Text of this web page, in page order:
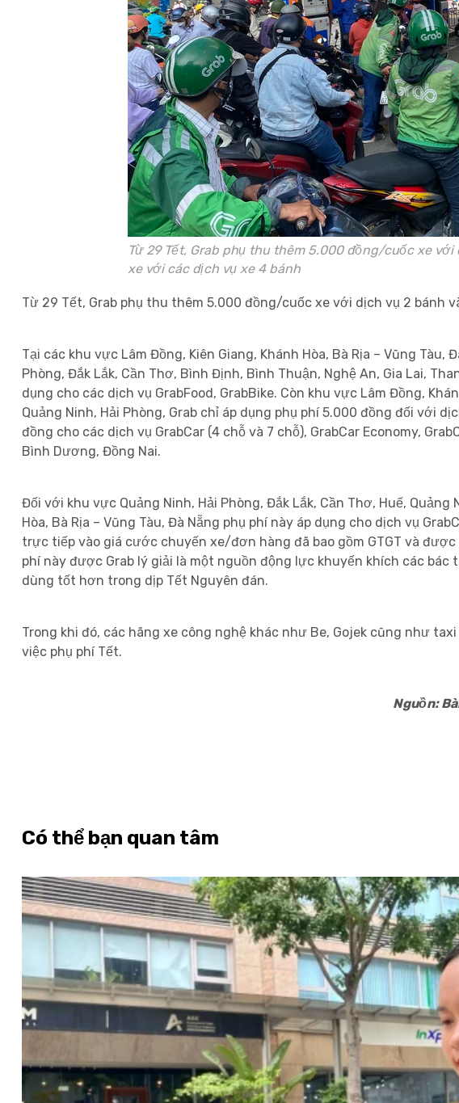
Từ 29 Tết, Grab phụ thu thêm 5.000 đồng/cuốc xe
xe với các dịch vụ xe 4 bánh
Từ 29 Tết, Grab phụ thu thêm 5.000 đồng/cuốc xe với dịch vụ 2 bánh
Tại các khu vực Lâm Đồng, Kiên Giang, Khánh Hòa, Bà Rịa – Vũng Tàu,
Phòng, Đắk Lắk, Cần Thơ, Bình Định, Bình Thuận, Nghệ An, Gia Lai,
dụng cho các dịch vụ GrabFood, GrabBike. Còn khu vực Lâm Đồng,
Quảng Ninh, Hải Phòng, Grab chỉ áp dụng phụ phí 5.000 đồng đối với
đồng cho các dịch vụ GrabCar (4 chỗ và 7 chỗ), GrabCar Economy,
Bình Dương, Đồng Nai.
Đối với khu vực Quảng Ninh, Hải Phòng, Đắk Lắk, Cần Thơ, Huế, Quảng
Hòa, Bà Rịa – Vũng Tàu, Đà Nẵng phụ phí này áp dụng cho dịch vụ
trực tiếp vào giá cước chuyến xe/đơn hàng đã bao gồm GTGT và
phí này được Grab lý giải là một nguồn động lực khuyến khích các
dùng tốt hơn trong dịp Tết Nguyên đán.
Trong khi đó, các hãng xe công nghệ khác như Be, Gojek cũng như
việc phụ phí Tết.
Nguồn: Bài đăng trên Báo Người
Có thể bạn quan tâm